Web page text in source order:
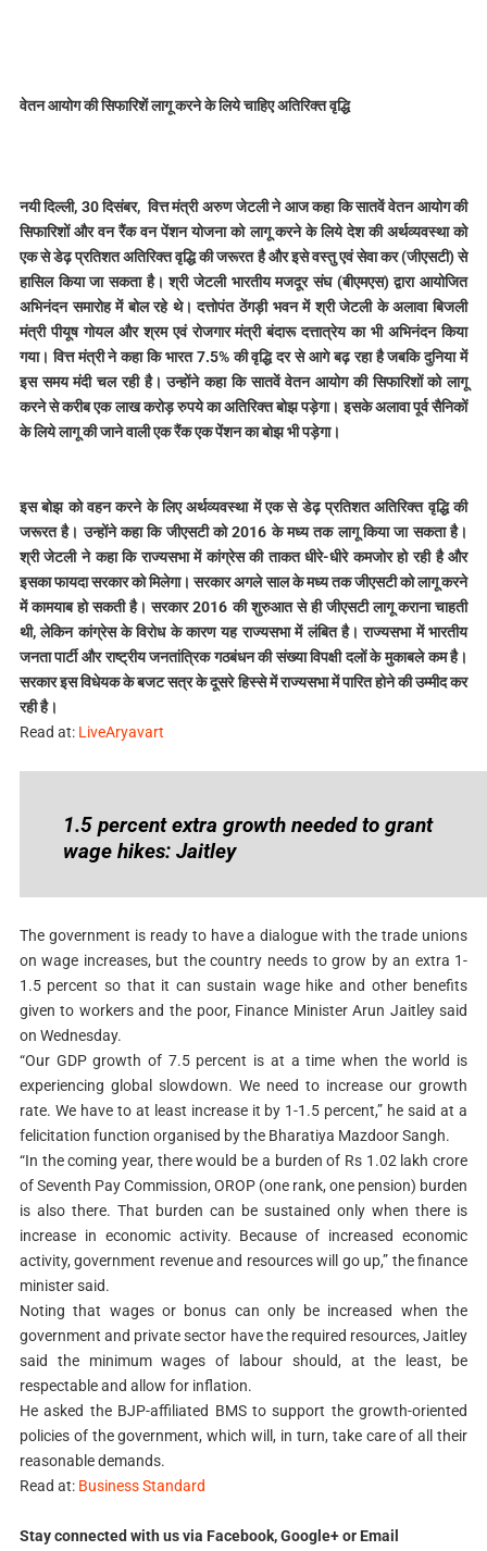
वेतन आयोग की सिफारिशें लागू करने के लिये चाहिए अतिरिक्त वृद्धि
नयी दिल्ली, 30 दिसंबर, वित्त मंत्री अरुण जेटली ने आज कहा कि सातवें वेतन आयोग की
सिफारिशों और वन रैंक वन पेंशन योजना को लागू करने के लिये देश की अर्थव्यवस्था को
एक से डेढ़ प्रतिशत अतिरिक्त वृद्धि की जरूरत है और इसे वस्तु एवं सेवा कर (जीएसटी) से
हासिल किया जा सकता है। श्री जेटली भारतीय मजदूर संघ (बीएमएस) द्वारा आयोजित
अभिनंदन समारोह में बोल रहे थे। दत्तोपंत ठेंगड़ी भवन में श्री जेटली के अलावा बिजली
मंत्री पीयूष गोयल और श्रम एवं रोजगार मंत्री बंदारू दत्तात्रेय का भी अभिनंदन किया
गया। वित्त मंत्री ने कहा कि भारत 7.5% की वृद्धि दर से आगे बढ़ रहा है जबकि दुनिया में
इस समय मंदी चल रही है। उन्होंने कहा कि सातवें वेतन आयोग की सिफारिशों को लागू
करने से करीब एक लाख करोड़ रुपये का अतिरिक्त बोझ पड़ेगा। इसके अलावा पूर्व सैनिकों
के लिये लागू की जाने वाली एक रैंक एक पेंशन का बोझ भी पड़ेगा।
इस बोझ को वहन करने के लिए अर्थव्यवस्था में एक से डेढ़ प्रतिशत अतिरिक्त वृद्धि की
जरूरत है। उन्होंने कहा कि जीएसटी को 2016 के मध्य तक लागू किया जा सकता है।
श्री जेटली ने कहा कि राज्यसभा में कांग्रेस की ताकत धीरे-धीरे कमजोर हो रही है और
इसका फायदा सरकार को मिलेगा। सरकार अगले साल के मध्य तक जीएसटी को लागू करने
में कामयाब हो सकती है। सरकार 2016 की शुरुआत से ही जीएसटी लागू कराना चाहती
थी, लेकिन कांग्रेस के विरोध के कारण यह राज्यसभा में लंबित है। राज्यसभा में भारतीय
जनता पार्टी और राष्ट्रीय जनतांत्रिक गठबंधन की संख्या विपक्षी दलों के मुकाबले कम है।
सरकार इस विधेयक के बजट सत्र के दूसरे हिस्से में राज्यसभा में पारित होने की उम्मीद कर
रही है।
Read at: LiveAryavart
1.5 percent extra growth needed to grant
wage hikes: Jaitley
The government is ready to have a dialogue with the trade unions
on wage increases, but the country needs to grow by an extra 1-
1.5 percent so that it can sustain wage hike and other benefits
given to workers and the poor, Finance Minister Arun Jaitley said
on Wednesday.
“Our GDP growth of 7.5 percent is at a time when the world is
experiencing global slowdown. We need to increase our growth
rate. We have to at least increase it by 1-1.5 percent,” he said at a
felicitation function organised by the Bharatiya Mazdoor Sangh.
“In the coming year, there would be a burden of Rs 1.02 lakh crore
of Seventh Pay Commission, OROP (one rank, one pension) burden
is also there. That burden can be sustained only when there is
increase in economic activity. Because of increased economic
activity, government revenue and resources will go up,” the finance
minister said.
Noting that wages or bonus can only be increased when the
government and private sector have the required resources, Jaitley
said the minimum wages of labour should, at the least, be
respectable and allow for inflation.
He asked the BJP-affiliated BMS to support the growth-oriented
policies of the government, which will, in turn, take care of all their
reasonable demands.
Read at: Business Standard
Stay connected with us via Facebook, Google+ or Email